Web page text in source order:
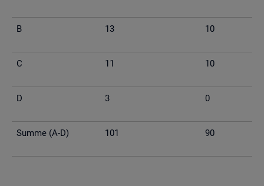
B 13 10
C 11 10
D 3 0
Summe (A-D) 101 90